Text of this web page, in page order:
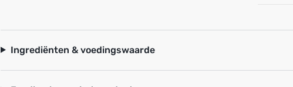
Ingrediënten & voedingswaarde